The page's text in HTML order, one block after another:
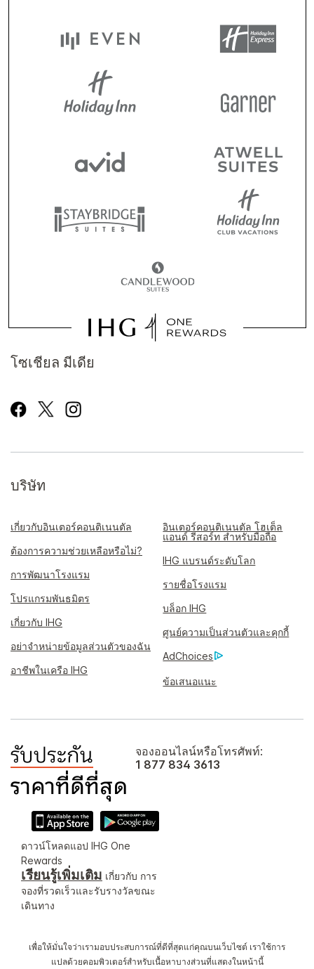
โซเชียล มีเดีย
บริษัท
เกี่ยวกับอินเตอร์คอนติเนนตัล
อินเตอร์คอนติเนนตัล โฮเต็ล
แอนด์ รีสอร์ท สำหรับมือถือ
ต้องการความช่วยเหลือหรือไม่?
IHG แบรนด์ระดับโลก
การพัฒนาโรงแรม
รายชื่อโรงแรม
โปรแกรมพันธมิตร
บล็อก IHG
เกี่ยวกับ IHG
ศูนย์ความเป็นส่วนตัวและคุกกี้
อย่าจำหน่ายข้อมูลส่วนตัวของฉัน
AdChoices
อาชีพในเครือ IHG
ข้อเสนอแนะ
จองออนไลน์หรือโทรศัพท์:
1 877 834 3613
ดาวน์โหลดแอป IHG One
Rewards
เรียนรู้เพิ่มเติม เกี่ยวกับ การ
จองที่รวดเร็วและรับรางวัลขณะ
เดินทาง
เพื่อให้มั่นใจว่าเรามอบประสบการณ์ที่ดีที่สุดแก่คุณบนเว็บไซต์ เราใช้การ
แปลด้วยคอมพิวเตอร์สำหรับเนื้อหาบางส่วนที่แสดงในหน้านี้